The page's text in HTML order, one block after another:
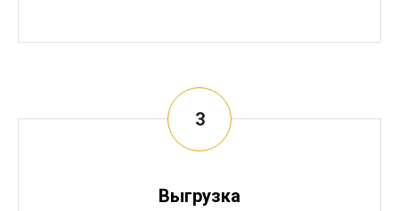
Выгрузка